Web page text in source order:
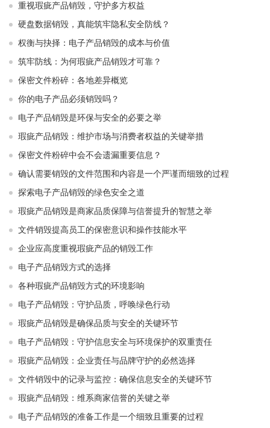
重视瑕疵产品销毁，守护多方权益
硬盘数据销毁，真能筑牢隐私安全防线？
权衡与抉择：电子产品销毁的成本与价值
筑牢防线：为何瑕疵产品销毁才可靠？
保密文件粉碎：各地差异概览
你的电子产品必须销毁吗？
电子产品销毁是环保与安全的必要之举​ ​
瑕疵产品销毁：维护市场与消费者权益的关键举措​ ​
保密文件粉碎中会不会遗漏重要信息？
确认需要销毁的文件范围和内容是一个严谨而细致的过程
探索电子产品销毁的绿色安全之道
瑕疵产品销毁是商家品质保障与信誉提升的智慧之举
文件销毁提高员工的保密意识和操作技能水平
企业应高度重视瑕疵产品的销毁工作
电子产品销毁方式的选择
各种瑕疵产品销毁方式的环境影响
电子产品销毁：守护品质，呼唤绿色行动
瑕疵产品销毁是确保品质与安全的关键环节
电子产品销毁：守护信息安全与环境保护的双重责任
瑕疵产品销毁：企业责任与品牌守护的必然选择
文件销毁中的记录与监控：确保信息安全的关键环节
瑕疵产品销毁：维系商家信誉的关键之举
电子产品销毁的准备工作是一个细致且重要的过程